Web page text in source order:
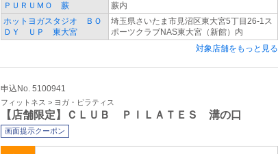
ＰＵＲＵＭＯ 蕨
蕨内
ホットヨガスタジオ ＢＯ
ＤＹ ＵＰ 東大宮
埼玉県さいたま市見沼区東大宮5丁目26-1ス
ポーツクラブNAS東大宮（新館）内
対象店舗をもっと見る
申込No. 5100941
フィットネス > ヨガ・ピラティス
【店舗限定】ＣＬＵＢ ＰＩＬＡＴＥＳ 溝の口
画面提示クーポン